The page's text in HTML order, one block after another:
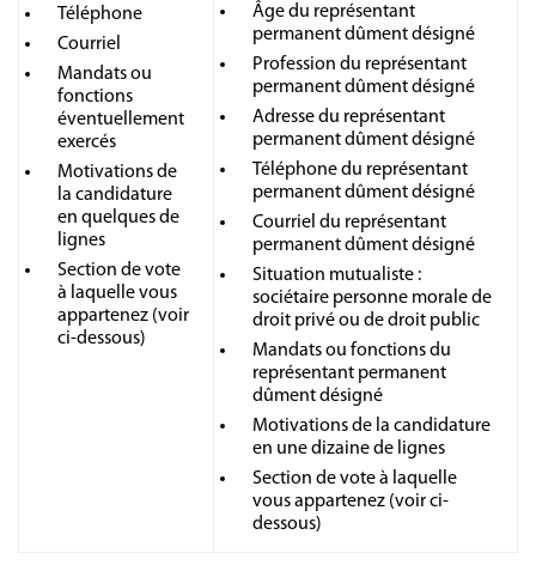
Téléphone
Courriel
Mandats ou
fonctions
éventuellement
exercés
Motivations de
la candidature
en quelques de
lignes
Section de vote
à laquelle vous
appartenez (voir
ci-dessous)
Âge du représentant
permanent dûment désigné
Profession du représentant
permanent dûment désigné
Adresse du représentant
permanent dûment désigné
Téléphone du représentant
permanent dûment désigné
Courriel du représentant
permanent dûment désigné
Situation mutualiste :
sociétaire personne morale de
droit privé ou de droit public
Mandats ou fonctions du
représentant permanent
dûment désigné
Motivations de la candidature
en une dizaine de lignes
Section de vote à laquelle
vous appartenez (voir ci-
dessous)